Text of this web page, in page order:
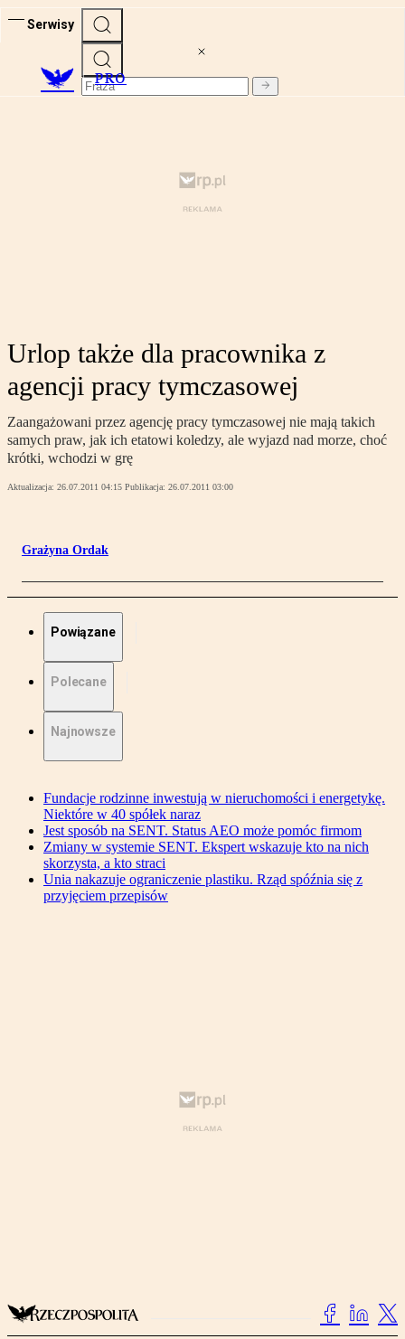
Serwisy
PRO
Urlop także dla pracownika z
agencji pracy tymczasowej
Zaangażowani przez agencję pracy tymczasowej nie mają takich
samych praw, jak ich etatowi koledzy, ale wyjazd nad morze, choć
krótki, wchodzi w grę
Aktualizacja: 26.07.2011 04:15 Publikacja: 26.07.2011 03:00
Grażyna Ordak
Powiązane
Polecane
Najnowsze
Fundacje rodzinne inwestują w nieruchomości i energetykę.
Niektóre w 40 spółek naraz
Jest sposób na SENT. Status AEO może pomóc firmom
Zmiany w systemie SENT. Ekspert wskazuje kto na nich
skorzysta, a kto straci
Unia nakazuje ograniczenie plastiku. Rząd spóźnia się z
przyjęciem przepisów